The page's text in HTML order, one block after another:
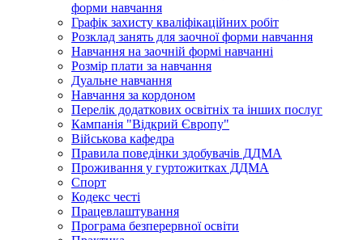
форми навчання
Графік захисту кваліфікаційних робіт
Розклад занять для заочної форми навчання
Навчання на заочній формі навчанні
Розмір плати за навчання
Дуальне навчання
Навчання за кордоном
Перелік додаткових освітніх та інших послуг
Кампанія "Відкрий Європу"
Військова кафедра
Правила поведінки здобувачів ДДМА
Проживання у гуртожитках ДДМА
Спорт
Кодекс честі
Працевлаштування
Програма безперервної освіти